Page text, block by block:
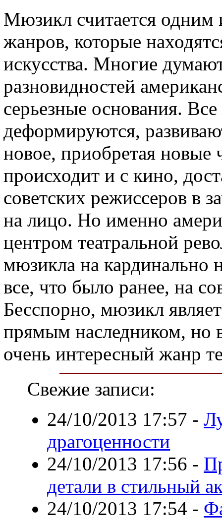
Мюзикл считается
жанров, которые
искусства. Многие
разновидностей
серьезные основания.
деформируются,
новое, приобретая новые
происходит и с кино,
советских режиссеров в
на лицо. Но именно
центром театральной
мюзикла на
все, что было ранее, на
Бесспорно, мюзикл
прямым наследником, но
очень интересный жанр
Свежие записи:
24/10/2013 17:57 -
драгоценности
24/10/2013 17:56 -
детали в стильный
24/10/2013 17:54 -